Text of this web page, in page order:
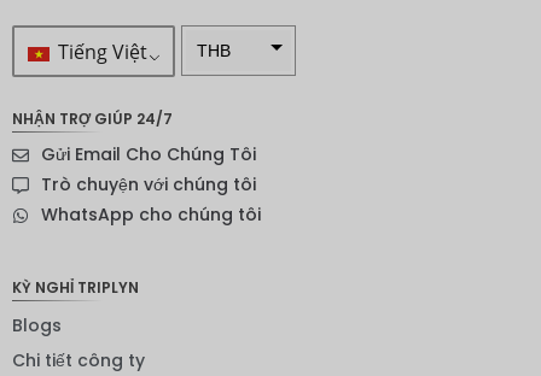
Tiếng Việt THB
Đô la
New
Zealand
NHẬN TRỢ GIÚP 24/7
Gửi Email Cho Chúng Tôi
Trò chuyện với chúng tôi
WhatsApp cho chúng tôi
KỲ NGHỈ TRIPLYN
Blogs
Chi tiết công ty